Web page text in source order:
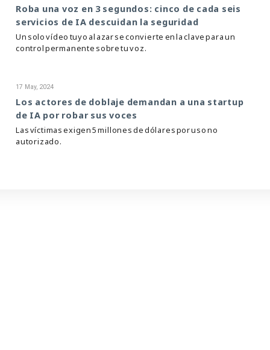
Roba una voz en 3 segundos: cinco de cada seis
servicios de IA descuidan la seguridad
Un solo vídeo tuyo al azar se convierte en la clave para un
control permanente sobre tu voz.
17 May, 2024
Los actores de doblaje demandan a una startup
de IA por robar sus voces
Las víctimas exigen 5 millones de dólares por uso no
autorizado.